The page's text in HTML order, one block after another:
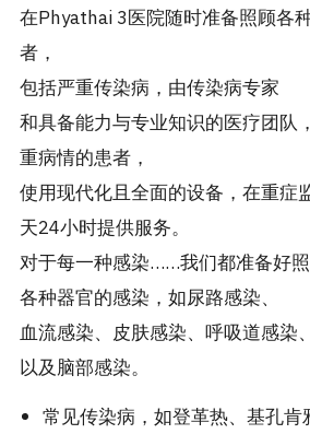
在Phyathai 3医院随时准备照顾各
者，
包括严重传染病，由传染病专家
和具备能力与专业知识的医疗团队
重病情的患者，
使用现代化且全面的设备，在重症
天24小时提供服务。
对于每一种感染……我们都准备好照
各种器官的感染，如尿路感染、
血流感染、皮肤感染、呼吸道感染、
以及脑部感染。
常见传染病，如登革热、基孔肯